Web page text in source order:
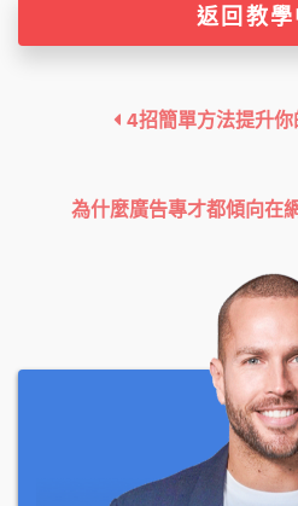
返回教
4招簡單方法提升
為什麼廣告專才都傾向在